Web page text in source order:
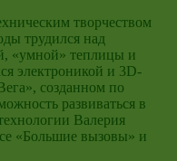
творчеством
трудился над
«умной» теплицы и
электроникой и 3D-
созданном по
развиваться в
Валерия
«Большие вызовы» и